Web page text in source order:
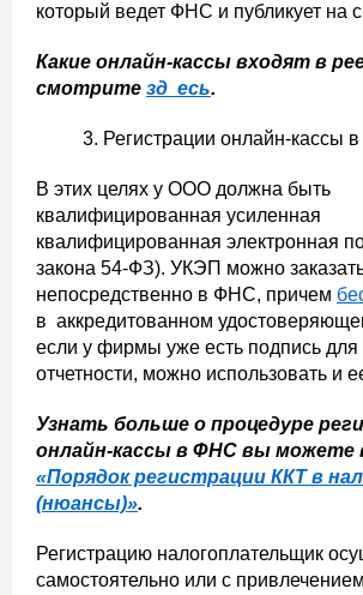
который ведет ФНС и публикует на
Какие онлайн-кассы входят в
смотрите зд есь.
Регистрации онлайн-кассы
В этих целях у ООО должна быть
квалифицированная усиленная
квалифицированная электронная
закона 54-ФЗ). УКЭП можно
непосредственно в ФНС, причем
в аккредитованном
если у фирмы уже есть подпись для
отчетности, можно использовать и
Узнать больше о процедуре
онлайн-кассы в ФНС вы можете
«Порядок регистрации ККТ в
(нюансы)».
Регистрацию налогоплательщик
самостоятельно или с